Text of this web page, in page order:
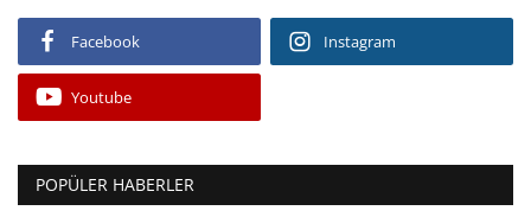
Facebook Instagram
Youtube
POPÜLER HABERLER